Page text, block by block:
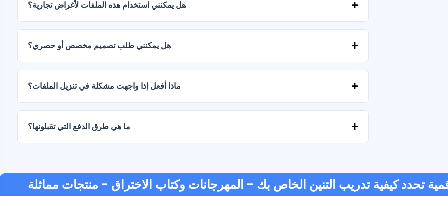
هل يمكنني استخدام هذه الملفات لأغراض تجارية؟
هل يمكنني طلب تصميم مخصص أو حصري؟
ماذا أفعل إذا واجهت مشكلة في تنزيل الملفات؟
ما هي طرق الدفع التي تقبلونها؟
تحدد كيفية تدريب التنين الخاص بك - المهرجانات وكتاب الاختراق